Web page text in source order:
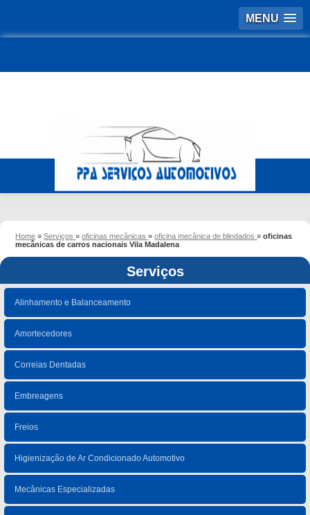
MENU
Home »Serviços»oficinas mecânicas»oficina mecânica de blindados»oficinas
mecânicas de carros nacionais Vila Madalena
Serviços
Alinhamento e Balanceamento
Amortecedores
Correias Dentadas
Embreagens
Freios
Higienização de Ar Condicionado Automotivo
Mecânicas Especializadas